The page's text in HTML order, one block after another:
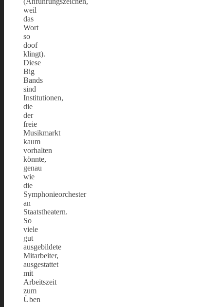
weil
das
Wort
so
doof
klingt).
Diese
Big
Bands
sind
Institutionen,
die
der
freie
Musikmarkt
kaum
vorhalten
könnte,
genau
wie
die
Symphonieorchester
an
Staatstheatern.
So
viele
gut
ausgebildete
Mitarbeiter,
ausgestattet
mit
Arbeitszeit
zum
Üben